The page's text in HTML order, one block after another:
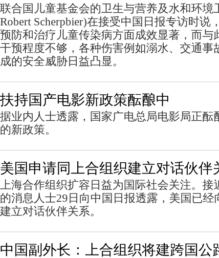
联合国儿童基金会的卫生与营养及水和环境
Robert Scherpbier)在接受中国日报专访时说
预防和治疗儿童传染病方面成效显著，而与
干预程度不够，各种伤害例如溺水、交通事
成的安全威胁日益凸显。
扶持国产电影新政策酝酿中
据业内人士透露，国家广电总局电影局正酝
的新政策。
美国申请同上合组织建立对话伙伴
上海合作组织扩容日益为国际社会关注。接
的消息人士29日向中国日报透露，美国已经
建立对话伙伴关系。
中国副外长：上合组织将建跨国公